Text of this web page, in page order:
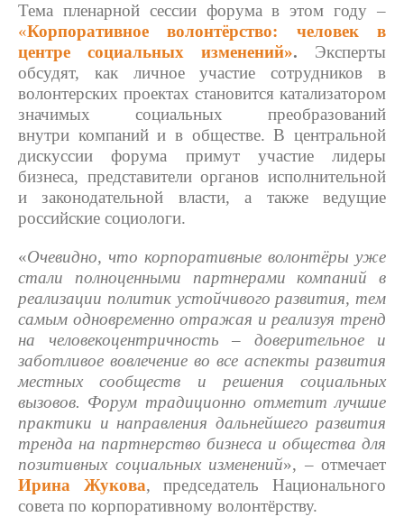
Тема пленарной сессии форума в этом году –
«Корпоративное волонтёрство: человек в
центре социальных изменений». Эксперты
обсудят, как личное участие сотрудников в
волонтерских проектах становится катализатором
значимых социальных преобразований
внутри компаний и в обществе. В центральной
дискуссии форума примут участие лидеры
бизнеса, представители органов исполнительной
и законодательной власти, а также ведущие
российские социологи.
«Очевидно, что корпоративные волонтёры уже
стали полноценными партнерами компаний в
реализации политик устойчивого развития, тем
самым одновременно отражая и реализуя тренд
на человекоцентричность – доверительное и
заботливое вовлечение во все аспекты развития
местных сообществ и решения социальных
вызовов. Форум традиционно отметит лучшие
практики и направления дальнейшего развития
тренда на партнерство бизнеса и общества для
позитивных социальных изменений», –отмечает
Ирина Жукова, председатель Национального
совета по корпоративному волонтёрству.